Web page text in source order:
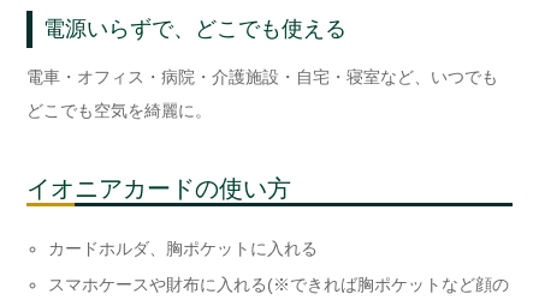
電源いらずで、どこでも使える
電車・オフィス・病院・介護施設・自宅・寝室など、いつでも
どこでも空気を綺麗に。
イオニアカードの使い方
カードホルダ、胸ポケットに入れる
スマホケースや財布に入れる(※できれば胸ポケットなど顔の